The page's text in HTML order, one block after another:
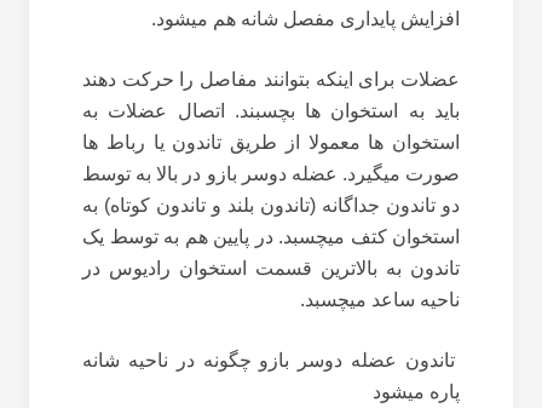
افزایش پایداری مفصل شانه هم میشود.
عضلات برای اینکه بتوانند مفاصل را حرکت دهند
باید به استخوان ها بچسبند. اتصال عضلات به
استخوان ها معمولا از طریق تاندون یا رباط ها
صورت میگیرد. عضله دوسر بازو در بالا به توسط
دو تاندون جداگانه (تاندون بلند و تاندون کوتاه) به
استخوان کتف میچسبد. در پایین هم به توسط یک
تاندون به بالاترین قسمت استخوان رادیوس در
ناحیه ساعد میچسبد.
تاندون عضله دوسر بازو چگونه در ناحیه شانه
پاره میشود